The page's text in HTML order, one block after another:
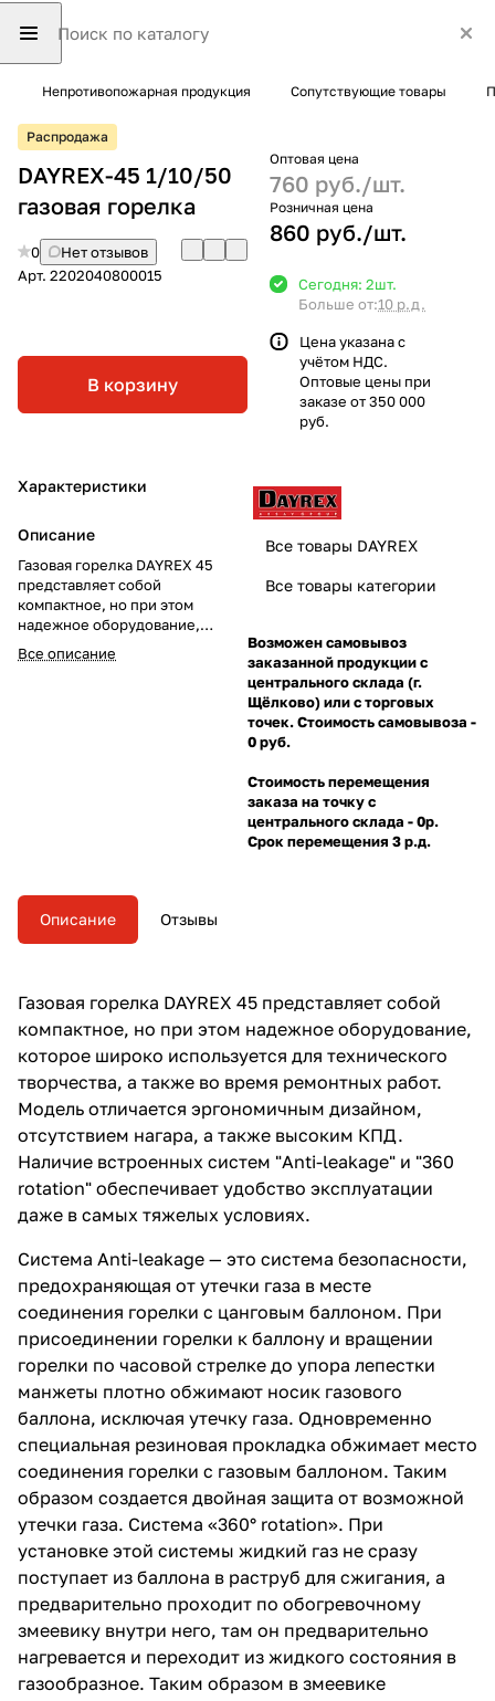
Непротивопожарная продукция Сопутствующие товары
Распродажа
DAYREX-45 1/10/50
газовая горелка
0
Нет отзывов
Арт. 2202040800015
В корзину
Характеристики
Описание
Газовая горелка DAYREX 45
представляет собой
компактное, но при этом
надежное оборудование,
которое широко используется
для технического творчества, а
Все описание
Оптовая цена
760 руб./шт.
Розничная цена
860 руб./шт.
Сегодня: 2шт.
Больше от:10 р.д.
Цена указана с
учётом НДС.
Оптовые цены при
заказе от 350 000
руб.
Все товары DAYREX
Все товары категории
Возможен самовывоз
заказанной продукции с
центрального склада (г.
Щёлково) или с торговых
точек. Стоимость самовывоза -
0 руб.
Стоимость перемещения
заказа на точку с
центрального склада - 0р.
Срок перемещения 3 р.д.
Описание Отзывы
Газовая горелка DAYREX 45 представляет собой
компактное, но при этом надежное оборудование,
которое широко используется для технического
творчества, а также во время ремонтных работ.
Модель отличается эргономичным дизайном,
отсутствием нагара, а также высоким КПД.
Наличие встроенных систем "Anti-leakage" и "360
rotation" обеспечивает удобство эксплуатации
даже в самых тяжелых условиях.
Система Anti-leakage — это система безопасности,
предохраняющая от утечки газа в месте
соединения горелки с цанговым баллоном. При
присоединении горелки к баллону и вращении
горелки по часовой стрелке до упора лепестки
манжеты плотно обжимают носик газового
баллона, исключая утечку газа. Одновременно
специальная резиновая прокладка обжимает место
соединения горелки с газовым баллоном. Таким
образом создается двойная защита от возможной
утечки газа. Система «360° rotation». При
установке этой системы жидкий газ не сразу
поступает из баллона в раструб для сжигания, а
предварительно проходит по обогревочному
змеевику внутри него, там он предварительно
нагревается и переходит из жидкого состояния в
газообразное. Таким образом в змеевике